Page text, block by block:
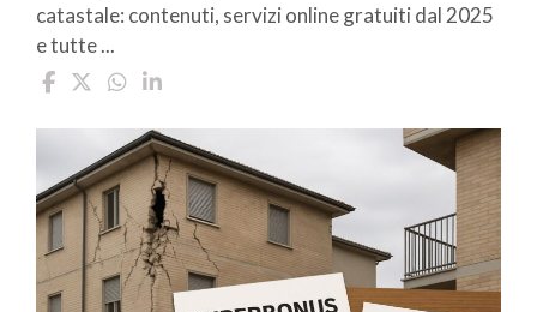
catastale: contenuti, servizi online gratuiti dal 2025
e tutte ...